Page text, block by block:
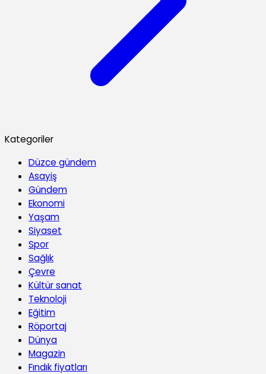
Kategoriler
Düzce gündem
Asayiş
Gündem
Ekonomi
Yaşam
Siyaset
Spor
Sağlık
Çevre
Kültür sanat
Teknoloji
Eğitim
Röportaj
Dünya
Magazin
Fındık fiyatları